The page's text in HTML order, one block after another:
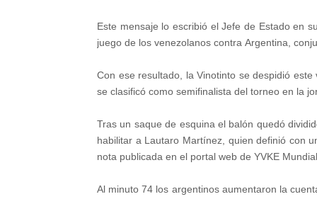
Este mensaje lo escribió el Jefe de Estado en
juego de los venezolanos contra Argentina,
Con ese resultado, la Vinotinto se despidió
se clasificó como semifinalista del torneo en la
Tras un saque de esquina el balón quedó
habilitar a Lautaro Martínez, quien definió con
nota publicada en el portal web de YVKE Mundial.
Al minuto 74 los argentinos aumentaron la